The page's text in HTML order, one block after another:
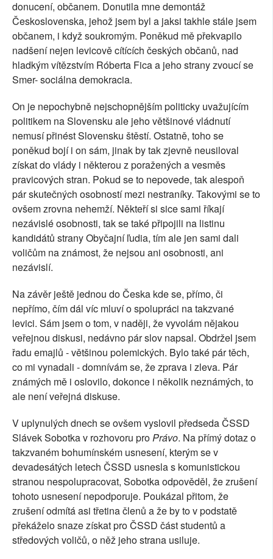
donucení, občanem. Donutila mne demontáž
Československa, jehož jsem byl a jaksi takhle stále jsem
občanem, i když soukromým. Poněkud mě překvapilo
nadšení nejen levicově cítících českých občanů, nad
hladkým vítězstvím Róberta Fica a jeho strany zvoucí se
Smer- sociálna demokracia.
On je nepochybně nejschopnějším politicky uvažujícím
politikem na Slovensku ale jeho většinové vládnutí
nemusí přinést Slovensku štěstí. Ostatně, toho se
poněkud bojí i on sám, jinak by tak zjevně neusiloval
získat do vlády i některou z poražených a vesměs
pravicových stran. Pokud se to nepovede, tak alespoň
pár skutečných osobností mezi nestraníky. Takovými se to
ovšem zrovna nehemží. Někteří si sice sami říkají
nezávislé osobnosti, tak se také připojili na listinu
kandidátů strany Obyčajní ľudia, tím ale jen sami dali
voličům na známost, že nejsou ani osobnosti, ani
nezávislí.
Na závěr ještě jednou do Česka kde se, přímo, či
nepřímo, čím dál víc mluví o spolupráci na takzvané
levici. Sám jsem o tom, v naději, že vyvolám nějakou
veřejnou diskusi, nedávno pár slov napsal. Obdržel jsem
řadu emajlů - většinou polemických. Bylo také pár těch,
co mi vynadali - domnívám se, že zprava i zleva. Pár
známých mě i oslovilo, dokonce i několik neznámých, to
ale není veřejná diskuse.
V uplynulých dnech se ovšem vyslovil předseda ČSSD
Slávek Sobotka v rozhovoru proPrávo. Na přímý dotaz o
takzvaném bohumínském usnesení, kterým se v
devadesátých letech ČSSD usnesla s komunistickou
stranou nespolupracovat, Sobotka odpověděl, že zrušení
tohoto usnesení nepodporuje. Poukázal přitom, že
zrušení odmítá asi třetina členů a že by to v podstatě
překáželo snaze získat pro ČSSD část studentů a
středových voličů, o něž jeho strana usiluje.